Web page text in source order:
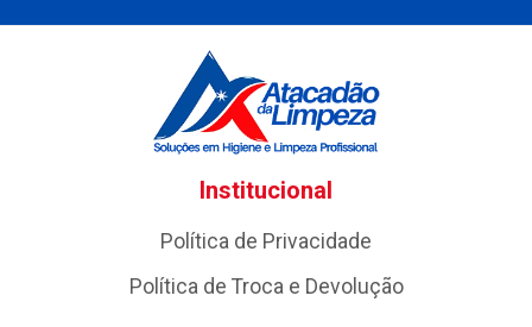
Institucional
Política de Privacidade
Política de Troca e Devolução